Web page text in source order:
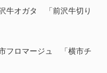
オガタ 「前沢牛切り
フロマージュ 「横市チ